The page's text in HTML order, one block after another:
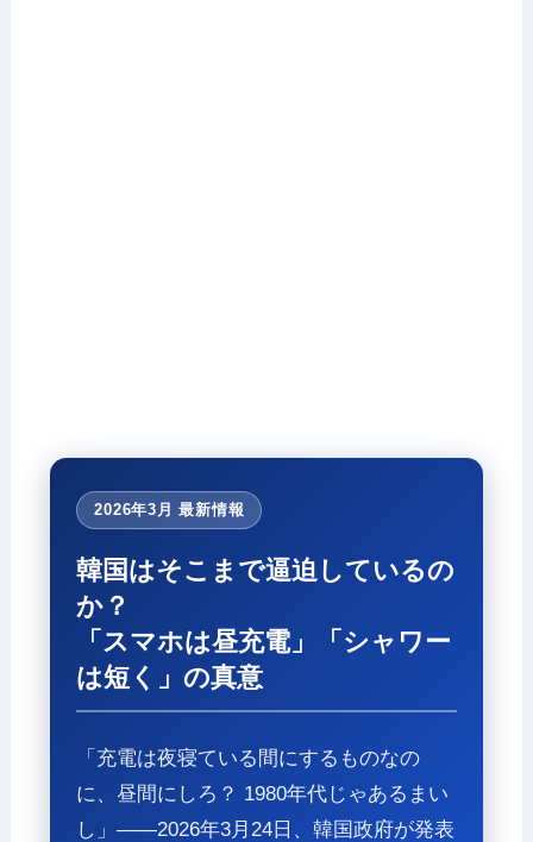
2026年3月 最新情報
韓国はそこまで逼迫しているの
か？
「スマホは昼充電」「シャワー
は短く」の真意
「充電は夜寝ている間にするものなの
に、昼間にしろ？ 1980年代じゃあるまい
し」——2026年3月24日、韓国政府が発表